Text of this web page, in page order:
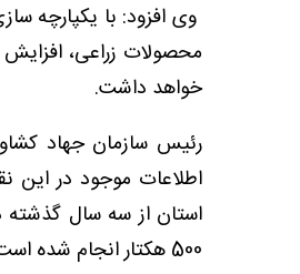
وی افزود: با یکپارچه
محصولات زراعی،
خواهد داشت.
رئیس سازمان جهاد
اطلاعات موجود در این
استان از سه سال گذشته
500 هکتار انجام شده است.